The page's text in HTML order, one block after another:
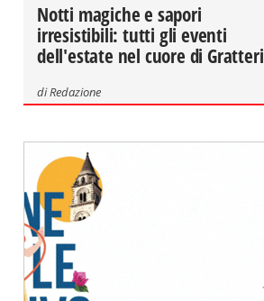
Notti magiche e sapori
irresistibili: tutti gli eventi
dell'estate nel cuore di Gratteri
diRedazione